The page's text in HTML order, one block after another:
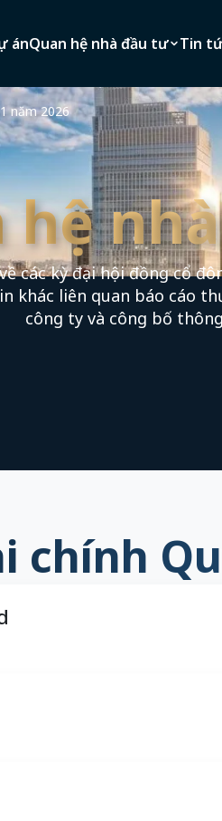
ánQuan hệ nhà đầu tư Tin
năm 2026
hệ
các kỳ đại hội đồng cổ
khác liên quan báo cáo
công ty và công bố
chính